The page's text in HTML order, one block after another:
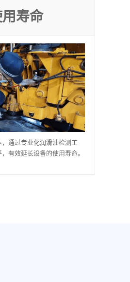
寿命
通过专业化润滑油检测工
有效延长设备的使用寿命。